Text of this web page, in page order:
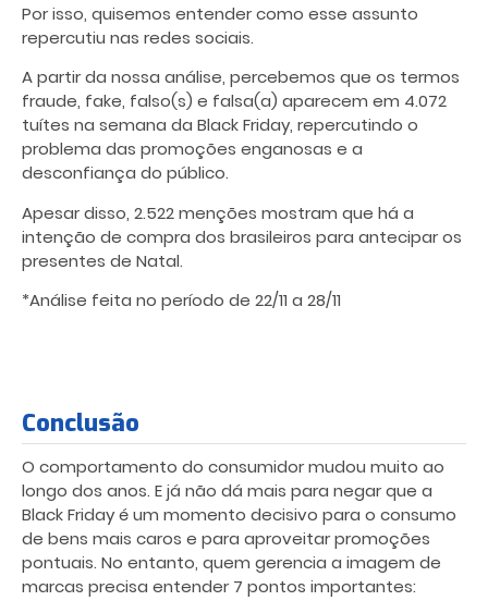
Por isso, quisemos entender como esse assunto
repercutiu nas redes sociais.
A partir da nossa análise, percebemos que os termos
fraude, fake, falso(s) e falsa(a) aparecem em 4.072
tuítes na semana da Black Friday, repercutindo o
problema das promoções enganosas e a
desconfiança do público.
Apesar disso, 2.522 menções mostram que há a
intenção de compra dos brasileiros para antecipar os
presentes de Natal.
*Análise feita no período de 22/11 a 28/11
Conclusão
O comportamento do consumidor mudou muito ao
longo dos anos. E já não dá mais para negar que a
Black Friday é um momento decisivo para o consumo
de bens mais caros e para aproveitar promoções
pontuais. No entanto, quem gerencia a imagem de
marcas precisa entender 7 pontos importantes: